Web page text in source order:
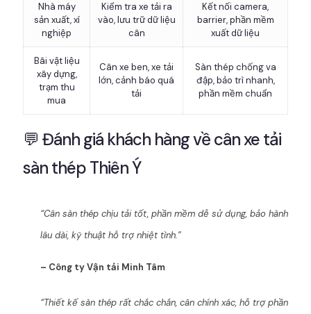
Nhà máy
sản xuất, xí
nghiệp
Kiểm tra xe tải ra
vào, lưu trữ dữ liệu
cân
Kết nối camera,
barrier, phần mềm
xuất dữ liệu
Bãi vật liệu
xây dựng,
trạm thu
mua
Cân xe ben, xe tải
lớn, cảnh báo quá
tải
Sàn thép chống va
đập, bảo trì nhanh,
phần mềm chuẩn
💬 Đánh giá khách hàng về cân xe tải
sàn thép Thiên Ý
“Cân sàn thép chịu tải tốt, phần mềm dễ sử dụng, bảo hành
lâu dài, kỹ thuật hỗ trợ nhiệt tình.”
– Công ty Vận tải Minh Tâm
“Thiết kế sàn thép rất chắc chắn, cân chính xác, hỗ trợ phần